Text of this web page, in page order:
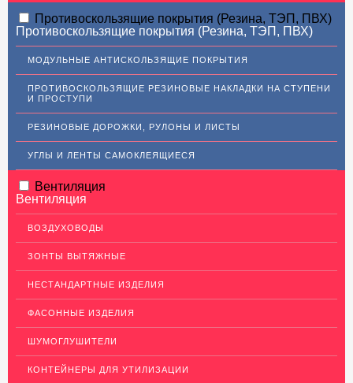
АЛЮМИНИЕВЫЙ ПРОКАТ
НЕРЖАВЕЮЩАЯ СТАЛЬ
МЕДНЫЙ ПРОКАТ
ЛАТУННЫЙ ПРОКАТ
Латунные листы
Уголок латунный
Латунная полоса
Латунный прокат Л63
Сетка латунная
Ковродержатели Латунь
Противоскользящие покрытия (Резина, ТЭП, ПВХ)
Противоскользящие покрытия (Резина, ТЭП, ПВХ)
МОДУЛЬНЫЕ АНТИСКОЛЬЗЯЩИЕ ПОКРЫТИЯ
ПРОТИВОСКОЛЬЗЯЩИЕ РЕЗИНОВЫЕ НАКЛАДКИ НА СТУПЕНИ
И ПРОСТУПИ
РЕЗИНОВЫЕ ДОРОЖКИ, РУЛОНЫ И ЛИСТЫ
УГЛЫ И ЛЕНТЫ САМОКЛЕЯЩИЕСЯ
Вентиляция
Вентиляция
ВОЗДУХОВОДЫ
ЗОНТЫ ВЫТЯЖНЫЕ
НЕСТАНДАРТНЫЕ ИЗДЕЛИЯ
ФАСОННЫЕ ИЗДЕЛИЯ
ШУМОГЛУШИТЕЛИ
КОНТЕЙНЕРЫ ДЛЯ УТИЛИЗАЦИИ